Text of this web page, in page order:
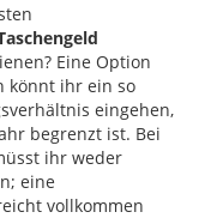
Eine Option
könnt ihr ein so
eingehen,
begrenzt ist. Bei
ihr weder
eine
vollkommen